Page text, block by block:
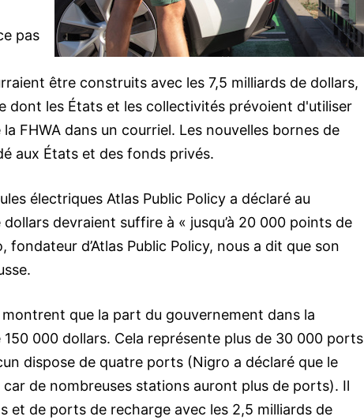
pas
être construits avec les 7,5 milliards de dollars,
dont les États et les collectivités prévoient d'utiliser
FHWA dans un courriel. Les nouvelles bornes de
aux États et des fonds privés.
électriques Atlas Public Policy a déclaré au
devraient suffire à « jusqu’à 20 000 points de
d’Atlas Public Policy, nous a dit que son
que la part du gouvernement dans la
000 dollars. Cela représente plus de 30 000 ports
dispose de quatre ports (Nigro a déclaré que le
de nombreuses stations auront plus de ports). Il
et de ports de recharge avec les 2,5 milliards de